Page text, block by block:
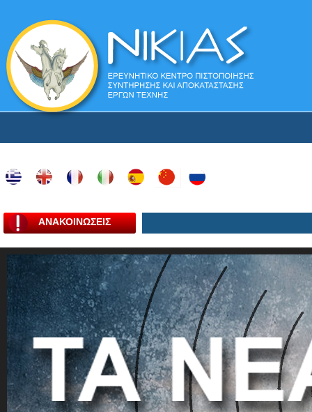
ΑΝΑΚΟΙΝΩΣΕΙΣ